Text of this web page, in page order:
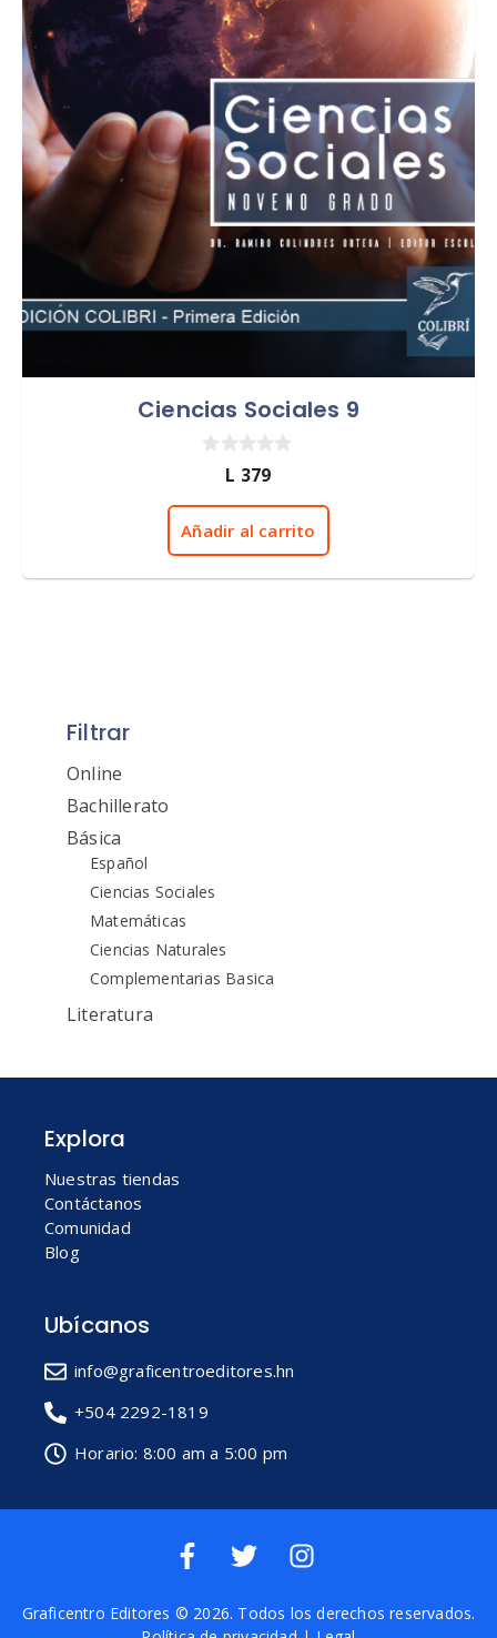
Ciencias Sociales 9
e
L 379
Añadir al carrito
Filtrar
Online
Bachillerato
Básica
Español
Ciencias Sociales
Matemáticas
Ciencias Naturales
Complementarias Basica
Literatura
Explora
Nuestras tiendas
Contáctanos
Comunidad
Blog
Ubícanos
info@graficentroeditores.hn
+504 2292-1819
Horario: 8:00 am a 5:00 pm
Graficentro Editores © 2026. Todos los derechos reservados.